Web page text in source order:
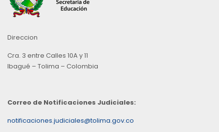
Direccion
Cra. 3 entre Calles 10A y 11
Ibagué – Tolima – Colombia
Correo de Notificaciones Judiciales:
notificaciones.judiciales@tolima.gov.co